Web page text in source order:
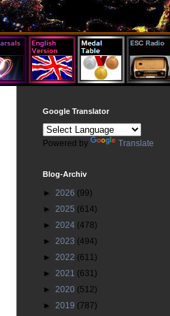
Google Translator
Powered by Translate
Blog-Archiv
► 2026 (99)
► 2025 (614)
► 2024 (478)
► 2023 (494)
► 2022 (611)
► 2021 (631)
► 2020 (512)
► 2019 (787)